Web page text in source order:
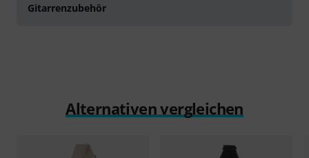
Gitarrenzubehör
Alternativen vergleichen